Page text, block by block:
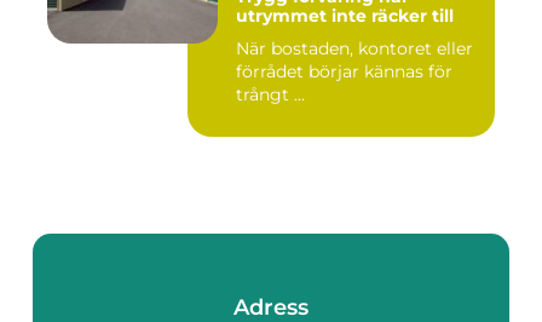
utrymmet inte räcker till
När bostaden, kontoret eller
förrådet börjar kännas för
trångt ...
Adress